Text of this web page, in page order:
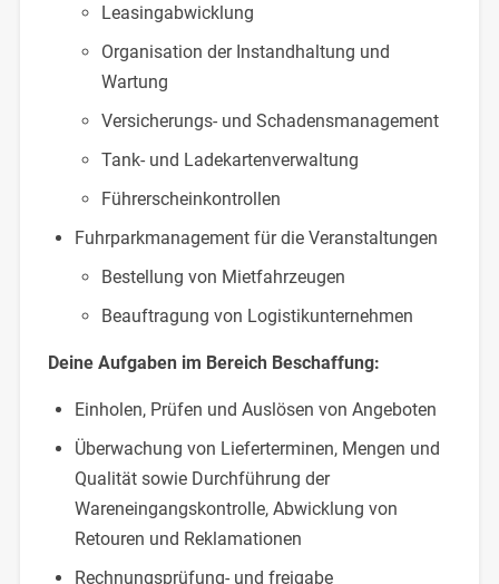
Leasingabwicklung
Organisation der Instandhaltung und
Wartung
Versicherungs- und Schadensmanagement
Tank- und Ladekartenverwaltung
Führerscheinkontrollen
Fuhrparkmanagement für die Veranstaltungen
Bestellung von Mietfahrzeugen
Beauftragung von Logistikunternehmen
Deine Aufgaben im Bereich Beschaffung:
Einholen, Prüfen und Auslösen von Angeboten
Überwachung von Lieferterminen, Mengen und
Qualität sowie Durchführung der
Wareneingangskontrolle, Abwicklung von
Retouren und Reklamationen
Rechnungsprüfung- und freigabe